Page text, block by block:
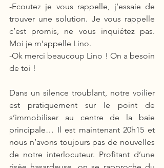
-Ecoutez je vous rappelle, j’essaie de
trouver une solution. Je vous rappelle
c’est promis, ne vous inquiétez pas.
Moi je m’appelle Lino.
-Ok merci beaucoup Lino ! On a besoin
de toi !
Dans un silence troublant, notre voilier
est pratiquement sur le point de
s’immobiliser au centre de la baie
principale… Il est maintenant 20h15 et
nous n’avons toujours pas de nouvelles
de notre interlocuteur. Profitant d’une